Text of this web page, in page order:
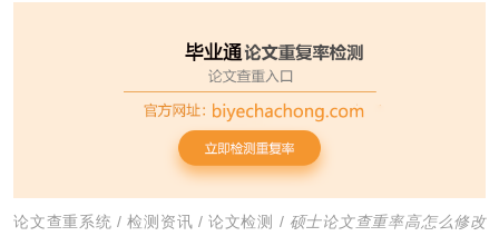
论文查重系统 /检测资讯 / 论文检测 / 硕士论文查重率高怎么修改